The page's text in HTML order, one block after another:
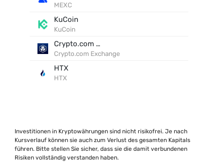
MEXC
KuCoin
KuCoin
Crypto.com Exchange
Crypto.com Exchange
HTX
HTX
Investitionen in Kryptowährungen sind nicht risikofrei. Je nach
Kursverlauf können sie auch zum Verlust des gesamten Kapitals
führen. Bitte stellen Sie sicher, dass sie die damit verbundenen
Risiken vollständig verstanden haben.